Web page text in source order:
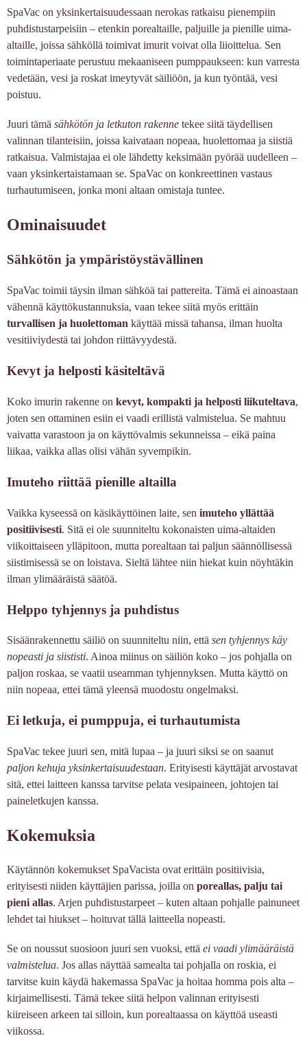
SpaVac on yksinkertaisuudessaan nerokas ratkaisu pienempiin
puhdistustarpeisiin – etenkin porealtaille, paljuille ja pienille uima-
altaille, joissa sähköllä toimivat imurit voivat olla liioittelua. Sen
toimintaperiaate perustuu mekaaniseen pumppaukseen: kun varresta
vedetään, vesi ja roskat imeytyvät säiliöön, ja kun työntää, vesi
poistuu.
Juuri tämä sähkötön ja letkuton rakenne tekee siitä täydellisen
valinnan tilanteisiin, joissa kaivataan nopeaa, huolettomaa ja siistiä
ratkaisua. Valmistajaa ei ole lähdetty keksimään pyörää uudelleen –
vaan yksinkertaistamaan se. SpaVac on konkreettinen vastaus
turhautumiseen, jonka moni altaan omistaja tuntee.
Ominaisuudet
Sähkötön ja ympäristöystävällinen
SpaVac toimii täysin ilman sähköä tai pattereita. Tämä ei ainoastaan
vähennä käyttökustannuksia, vaan tekee siitä myös erittäin
turvallisen ja huolettoman käyttää missä tahansa, ilman huolta
vesitiiviydestä tai johdon riittävyydestä.
Kevyt ja helposti käsiteltävä
Koko imurin rakenne on kevyt, kompakti ja helposti liikuteltava,
joten sen ottaminen esiin ei vaadi erillistä valmistelua. Se mahtuu
vaivatta varastoon ja on käyttövalmis sekunneissa – eikä paina
liikaa, vaikka allas olisi vähän syvempikin.
Imuteho riittää pienille altailla
Vaikka kyseessä on käsikäyttöinen laite, sen imuteho yllättää
positiivisesti. Sitä ei ole suunniteltu kokonaisten uima-altaiden
viikoittaiseen ylläpitoon, mutta porealtaan tai paljun säännöllisessä
siistimisessä se on loistava. Sieltä lähtee niin hiekat kuin nöyhtäkin
ilman ylimääräistä säätöä.
Helppo tyhjennys ja puhdistus
Sisäänrakennettu säiliö on suunniteltu niin, että sen tyhjennys käy
nopeasti ja siististi. Ainoa miinus on säiliön koko – jos pohjalla on
paljon roskaa, se vaatii useamman tyhjennyksen. Mutta käyttö on
niin nopeaa, ettei tämä yleensä muodostu ongelmaksi.
Ei letkuja, ei pumppuja, ei turhautumista
SpaVac tekee juuri sen, mitä lupaa – ja juuri siksi se on saanut
paljon kehuja yksinkertaisuudestaan. Erityisesti käyttäjät arvostavat
sitä, ettei laitteen kanssa tarvitse pelata vesipaineen, johtojen tai
paineletkujen kanssa.
Kokemuksia
Käytännön kokemukset SpaVacista ovat erittäin positiivisia,
erityisesti niiden käyttäjien parissa, joilla on poreallas, palju tai
pieni allas. Arjen puhdistustarpeet – kuten altaan pohjalle painuneet
lehdet tai hiukset – hoituvat tällä laitteella nopeasti.
Se on noussut suosioon juuri sen vuoksi, että ei vaadi ylimääräistä
valmistelua. Jos allas näyttää samealta tai pohjalla on roskia, ei
tarvitse kuin käydä hakemassa SpaVac ja hoitaa homma pois alta –
kirjaimellisesti. Tämä tekee siitä helpon valinnan erityisesti
kiireiseen arkeen tai silloin, kun porealtaassa on käyttöä useasti
viikossa.